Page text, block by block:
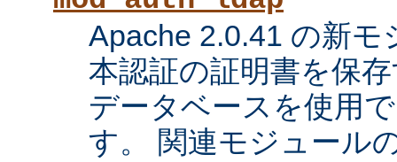
Apache 2.0.41 の新モ
本認証の証明書を保
データベースを使用
す。 関連モジュール